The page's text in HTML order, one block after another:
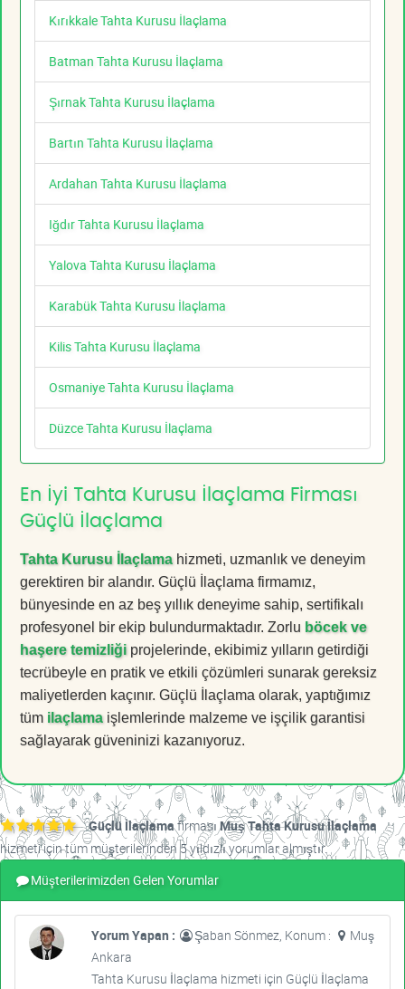
Kırıkkale Tahta Kurusu İlaçlama
Batman Tahta Kurusu İlaçlama
Şırnak Tahta Kurusu İlaçlama
Bartın Tahta Kurusu İlaçlama
Ardahan Tahta Kurusu İlaçlama
Iğdır Tahta Kurusu İlaçlama
Yalova Tahta Kurusu İlaçlama
Karabük Tahta Kurusu İlaçlama
Kilis Tahta Kurusu İlaçlama
Osmaniye Tahta Kurusu İlaçlama
Düzce Tahta Kurusu İlaçlama
En İyi Tahta Kurusu İlaçlama Firması
Güçlü İlaçlama
Tahta Kurusu İlaçlamahizmeti, uzmanlık ve deneyim
gerektiren bir alandır. Güçlü İlaçlama firmamız,
bünyesinde en az beş yıllık deneyime sahip, sertifikalı
profesyonel bir ekip bulundurmaktadır. Zorlu böcek ve
haşere temizliği projelerinde, ekibimiz yılların getirdiği
tecrübeyle en pratik ve etkili çözümleri sunarak gereksiz
maliyetlerden kaçınır. Güçlü İlaçlama olarak, yaptığımız
tüm ilaçlamaişlemlerinde malzeme ve işçilik garantisi
sağlayarak güveninizi kazanıyoruz.
Güçlü İlaçlamafirmasıMuş Tahta Kurusu İlaçlama
hizmeti için tüm müşterilerinden 5 yıldızlı yorumlar almıştır.
Müşterilerimizden Gelen Yorumlar
Yorum Yapan : Şaban Sönmez, Konum :
Muş
Ankara
Tahta Kurusu İlaçlama hizmeti için Güçlü İlaçlama